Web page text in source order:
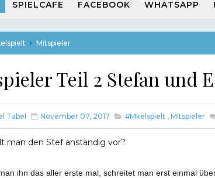
SPIELCAFE FACEBOOK WHATSAPP
Mitspieler
Teil 2 Stefan und
Tabel November 07, 2017 #Mkelspielt , Mitspieler
man den Stef anständig vor?
ihn das aller erste mal, schreitet man erst einmal